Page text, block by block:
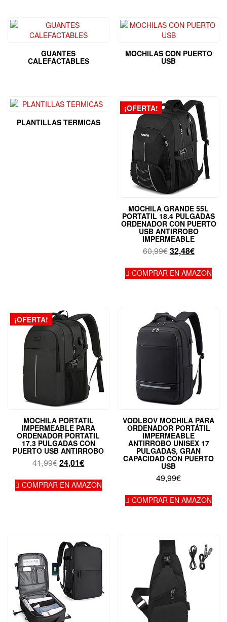
GUANTES
CALEFACTABLES
MOCHILAS CON PUERTO
USB
PLANTILLAS TERMICAS
¡OFERTA!
MOCHILA GRANDE 55L
PORTATIL 18.4 PULGADAS
ORDENADOR CON PUERTO
USB ANTIRROBO
IMPERMEABLE
60,99€El
original
32,48€El
actual
COMPRAR EN AMAZON
¡OFERTA!
MOCHILA PORTATIL
IMPERMEABLE PARA
ORDENADOR PORTATIL
17.3 PULGADAS CON
PUERTO USB ANTIRROBO
41,99€El
original
24,01€El
actual
COMPRAR EN AMAZON
VODLBOV MOCHILA PARA
ORDENADOR PORTÁTIL
IMPERMEABLE
ANTIRROBO UNISEX 17
PULGADAS, GRAN
CAPACIDAD CON PUERTO
USB
49,99€
COMPRAR EN AMAZON